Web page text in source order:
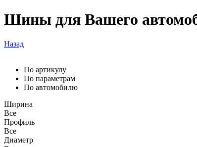
Шины для Вашего
Назад
По артикулу
По параметрам
По автомобилю
Ширина
Все
Профиль
Все
Диаметр